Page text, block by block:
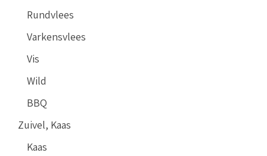
Rundvlees
Varkensvlees
Vis
Wild
BBQ
Zuivel, Kaas
Kaas